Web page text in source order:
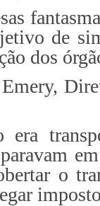
de
dos
era
o